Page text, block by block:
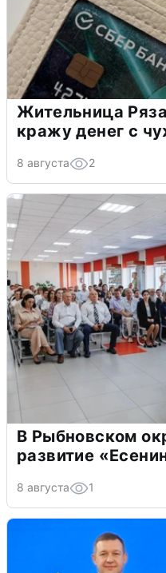
Жительница
кражу денег с
8 августа 2
В Рыбновском
развитие
8 августа 1